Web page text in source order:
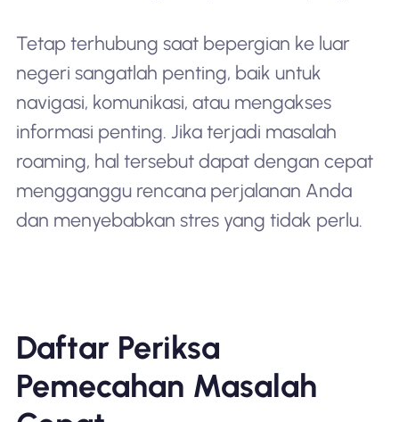
Tetap terhubung saat bepergian ke luar
negeri sangatlah penting, baik untuk
navigasi, komunikasi, atau mengakses
informasi penting. Jika terjadi masalah
roaming, hal tersebut dapat dengan cepat
mengganggu rencana perjalanan Anda
dan menyebabkan stres yang tidak perlu.
Daftar Periksa
Pemecahan Masalah